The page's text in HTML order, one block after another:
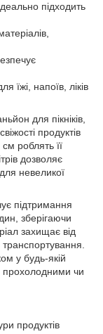
підходить
їжі, напоїв, ліків
для пікніків,
продуктів
роблять її
дозволяє
для невеликої
підтримання
зберігаючи
захищає від
транспортування.
у будь-якій
прохолодними чи
продуктів